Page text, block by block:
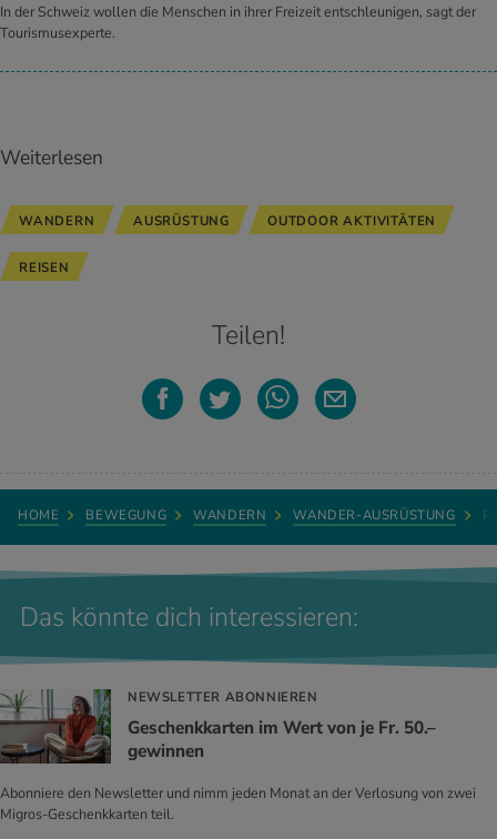
In der Schweiz wollen die Menschen in ihrer Freizeit entschleunigen, sagt der
Tourismusexperte.
Weiterlesen
WANDERN AUSRÜSTUNG OUTDOOR AKTIVITÄTEN
REISEN
Teilen!
HOME BEWEGUNG WANDERN WANDER-AUSRÜSTUNG
Das könnte dich interessieren:
NEWSLETTER ABONNIEREN
Geschenkkarten im Wert von je Fr. 50.–
gewinnen
Abonniere den Newsletter und nimm jeden Monat an der Verlosung von zwei
Migros-Geschenkkarten teil.